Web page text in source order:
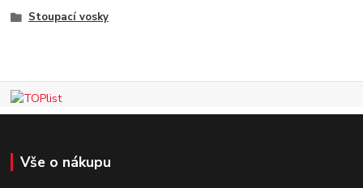
Stoupací vosky
Vše o nákupu